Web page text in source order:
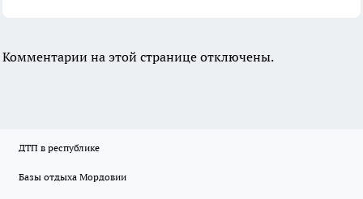
Комментарии на этой странице отключены.
ДТП в республике
Базы отдыха Мордовии